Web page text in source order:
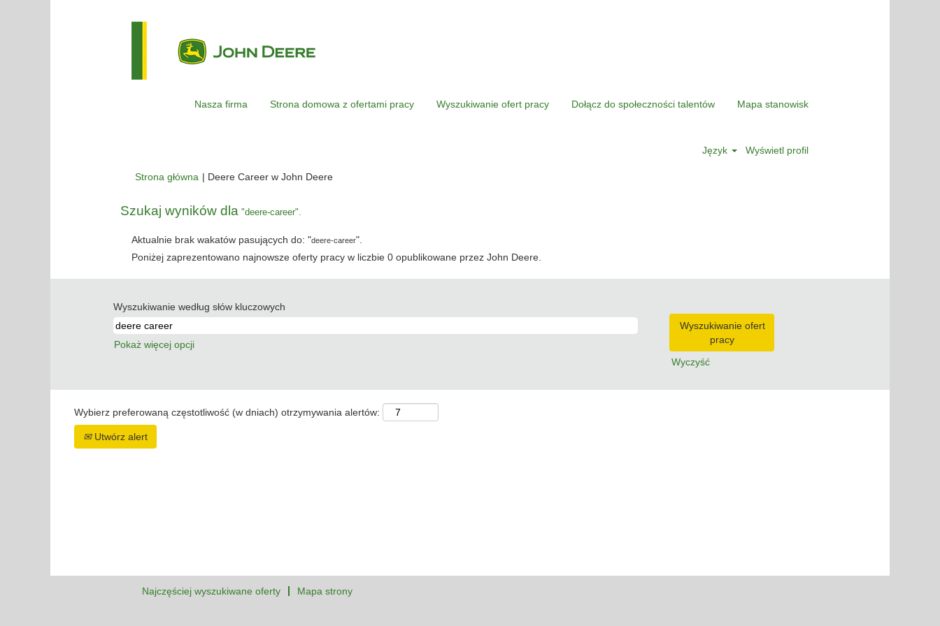
Nasza firma Strona domowa z ofertami pracy Wyszukiwanie ofert pracy Dołącz do społeczności talentów Mapa stanowisk
Język Wyświetl profil
Strona główna | Deere Career w John Deere(bieżąca
Szukaj wyników dla "deere-career".
Aktualnie brak wakatów pasujących do: "deere-career".
Poniżej zaprezentowano najnowsze oferty pracy w liczbie 0 opublikowane przez John Deere.
Wyszukiwanie według słów kluczowych
Pokaż więcej opcji
Wyczyść
Wybierz preferowaną częstotliwość (w dniach) otrzymywania alertów:
Utwórz alert
Najczęściej wyszukiwane oferty Mapa strony